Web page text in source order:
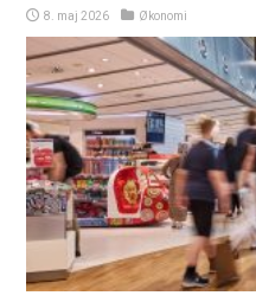
8. maj 2026 Økonomi